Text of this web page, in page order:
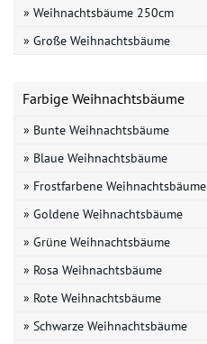
» Weihnachtsbäume 250cm
» Große Weihnachtsbäume
Farbige Weihnachtsbäume
» Bunte Weihnachtsbäume
» Blaue Weihnachtsbäume
» Frostfarbene Weihnachtsbäume
» Goldene Weihnachtsbäume
» Grüne Weihnachtsbäume
» Rosa Weihnachtsbäume
» Rote Weihnachtsbäume
» Schwarze Weihnachtsbäume